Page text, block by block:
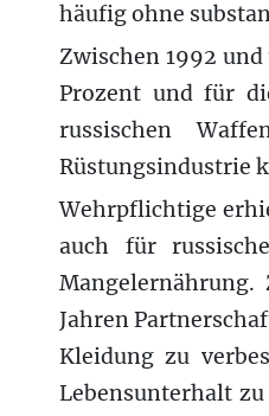
häufig ohne
Zwischen 1992
Prozent und für
russischen
Rüstungsindustrie
Wehrpflichtige
auch für
Mangelernährung.
Jahren
Kleidung zu
Lebensunterhalt